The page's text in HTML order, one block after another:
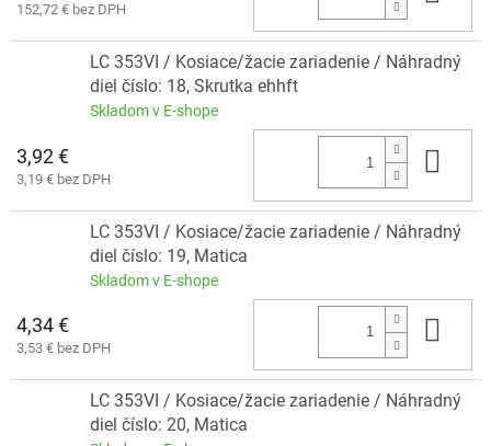
152,72 € bez DPH
LC 353VI / Kosiace/žacie zariadenie / Náhradný
diel číslo: 18, Skrutka ehhft
Skladom v E-shope
3,92 €
3,19 € bez DPH
LC 353VI / Kosiace/žacie zariadenie / Náhradný
diel číslo: 19, Matica
Skladom v E-shope
4,34 €
3,53 € bez DPH
LC 353VI / Kosiace/žacie zariadenie / Náhradný
diel číslo: 20, Matica